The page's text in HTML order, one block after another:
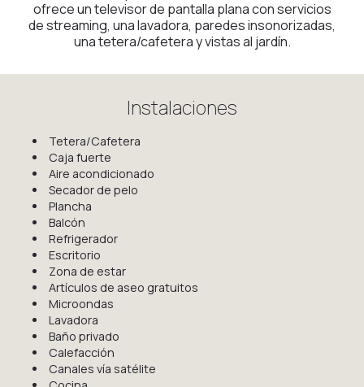
ofrece un televisor de pantalla plana con servicios
de streaming, una lavadora, paredes insonorizadas,
una tetera/cafetera y vistas al jardín.
Instalaciones
Tetera/Cafetera
Caja fuerte
Aire acondicionado
Secador de pelo
Plancha
Balcón
Refrigerador
Escritorio
Zona de estar
Artículos de aseo gratuitos
Microondas
Lavadora
Baño privado
Calefacción
Canales vía satélite